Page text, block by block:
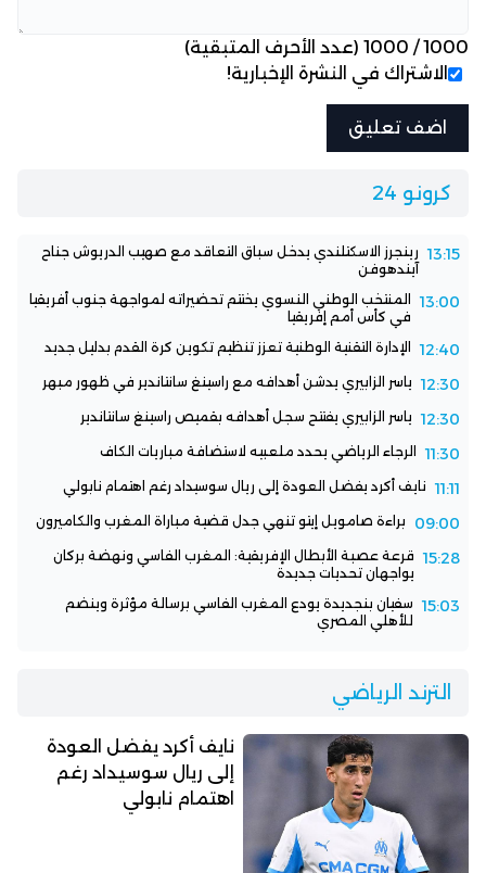
1000
/
1000 (عدد الأحرف المتبقية)
الاشتراك في النشرة الإخبارية!
كرونو 24
13:15 رينجرز الاسكتلندي يدخل سباق التعاقد مع صهيب الدريوش جناح
آيندهوفن
13:00
المنتخب الوطني النسوي يختتم تحضيراته لمواجهة جنوب أفريقيا
في كأس أمم إفريقيا
12:40 الإدارة التقنية الوطنية تعزز تنظيم تكوين كرة القدم بدليل جديد
12:30 ياسر الزابيري يدشن أهدافه مع راسينغ سانتاندير في ظهور مبهر
12:30 ياسر الزابيري يفتتح سجل أهدافه بقميص راسينغ سانتاندير
11:30 الرجاء الرياضي يحدد ملعبيه لاستضافة مباريات الكاف
11:11 نايف أكرد يفضل العودة إلى ريال سوسيداد رغم اهتمام نابولي
09:00 براءة صامويل إيتو تنهي جدل قضية مباراة المغرب والكاميرون
15:28 قرعة عصبة الأبطال الإفريقية: المغرب الفاسي ونهضة بركان
يواجهان تحديات جديدة
15:03 سفيان بنجديدة يودع المغرب الفاسي برسالة مؤثرة وينضم
للأهلي المصري
الترند الرياضي
نايف أكرد يفضل العودة
إلى ريال سوسيداد رغم
اهتمام نابولي